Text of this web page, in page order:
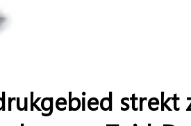
strekt